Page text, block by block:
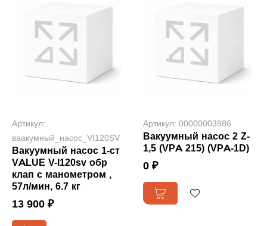
Артикул:
ваакумный_насос_VI120SV
Вакуумный насос 1-ст
VALUE V-I120sv обр
клап с манометром ,
57л/мин, 6.7 кг
13 900 ₽
Артикул: 00000003986
Вакуумный насос 2 Z-
1,5 (VPA 215) (VPA-1D)
0 ₽